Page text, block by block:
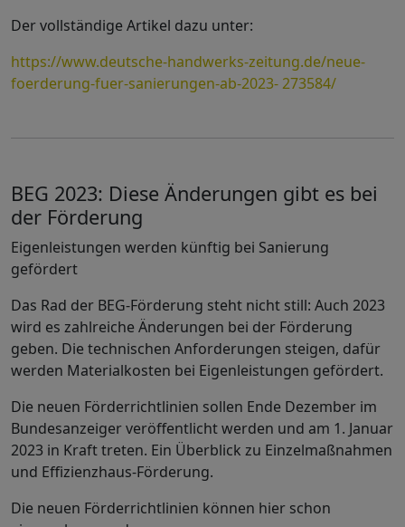
Der vollständige Artikel dazu unter:
https://www.deutsche-handwerks-zeitung.de/neue-
foerderung-fuer-sanierungen-ab-2023- 273584/
BEG 2023: Diese Änderungen gibt es bei
der Förderung
Eigenleistungen werden künftig bei Sanierung
gefördert
Das Rad der BEG-Förderung steht nicht still: Auch 2023
wird es zahlreiche Änderungen bei der Förderung
geben. Die technischen Anforderungen steigen, dafür
werden Materialkosten bei Eigenleistungen gefördert.
Die neuen Förderrichtlinien sollen Ende Dezember im
Bundesanzeiger veröffentlicht werden und am 1. Januar
2023 in Kraft treten. Ein Überblick zu Einzelmaßnahmen
und Effizienzhaus-Förderung.
Die neuen Förderrichtlinien können hier schon